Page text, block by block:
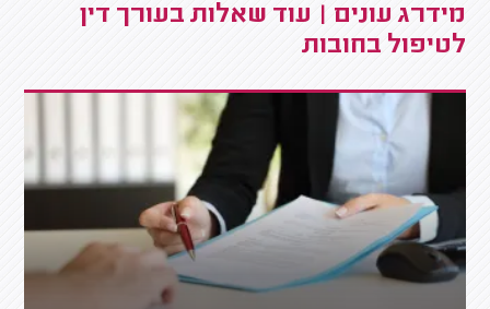
מידרג עונים | עוד שאלות בעורך דין
לטיפול בחובות